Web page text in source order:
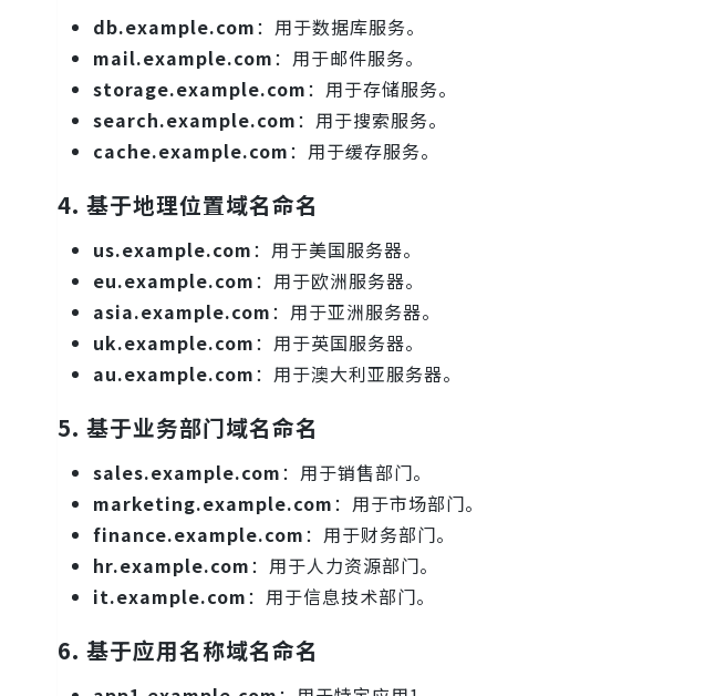
db.example.com：用于数据库服务。
mail.example.com：用于邮件服务。
storage.example.com：用于存储服务。
search.example.com：用于搜索服务。
cache.example.com：用于缓存服务。
4. 基于地理位置域名命名
us.example.com：用于美国服务器。
eu.example.com：用于欧洲服务器。
asia.example.com：用于亚洲服务器。
uk.example.com：用于英国服务器。
au.example.com：用于澳大利亚服务器。
5. 基于业务部门域名命名
sales.example.com：用于销售部门。
marketing.example.com：用于市场部门。
finance.example.com：用于财务部门。
hr.example.com：用于人力资源部门。
it.example.com：用于信息技术部门。
6. 基于应用名称域名命名